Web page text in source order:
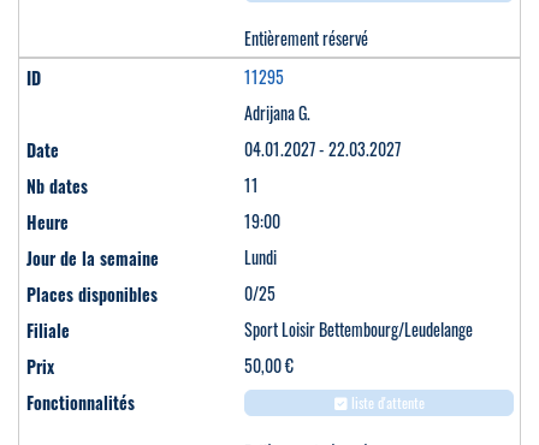
Entièrement réservé
11295
Adrijana G.
04.01.2027 - 22.03.2027
11
19:00
Lundi
0/25
Sport Loisir Bettembourg/Leudelange
50,00 €
liste d'attente